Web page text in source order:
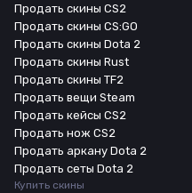
Продать скины CS2
Продать скины CS:GO
Продать скины Dota 2
Продать скины Rust
Продать скины TF2
Продать вещи Steam
Продать кейсы CS2
Продать нож CS2
Продать аркану Dota 2
Продать сеты Dota 2
Купить скины